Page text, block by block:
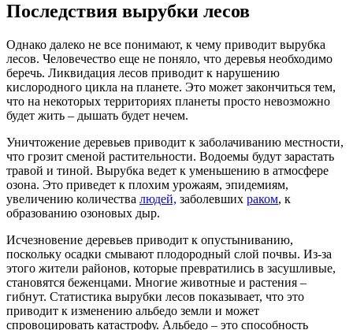
Последствия вырубки лесов
Однако далеко не все понимают, к чему приводит вырубка
лесов. Человечество еще не поняло, что деревья необходимо
беречь. Ликвидация лесов приводит к нарушению
кислородного цикла на планете. Это может закончиться тем,
что на некоторых территориях планеты просто невозможно
будет жить – дышать будет нечем.
Уничтожение деревьев приводит к заболачиванию местности,
что грозит сменой растительности. Водоемы будут зарастать
травой и тиной. Вырубка ведет к уменьшению в атмосфере
озона. Это приведет к плохим урожаям, эпидемиям,
увеличению количества людей, заболевших раком, к
образованию озоновых дыр.
Исчезновение деревьев приводит к опустыниванию,
поскольку осадки смывают плодородный слой почвы. Из-за
этого жители районов, которые превратились в засушливые,
становятся беженцами. Многие животные и растения –
гибнут. Статистика вырубки лесов показывает, что это
приводит к изменению альбедо земли и может
спровоцировать катастрофу. Альбедо – это способность